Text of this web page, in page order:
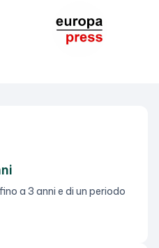
a 3 anni e di un periodo